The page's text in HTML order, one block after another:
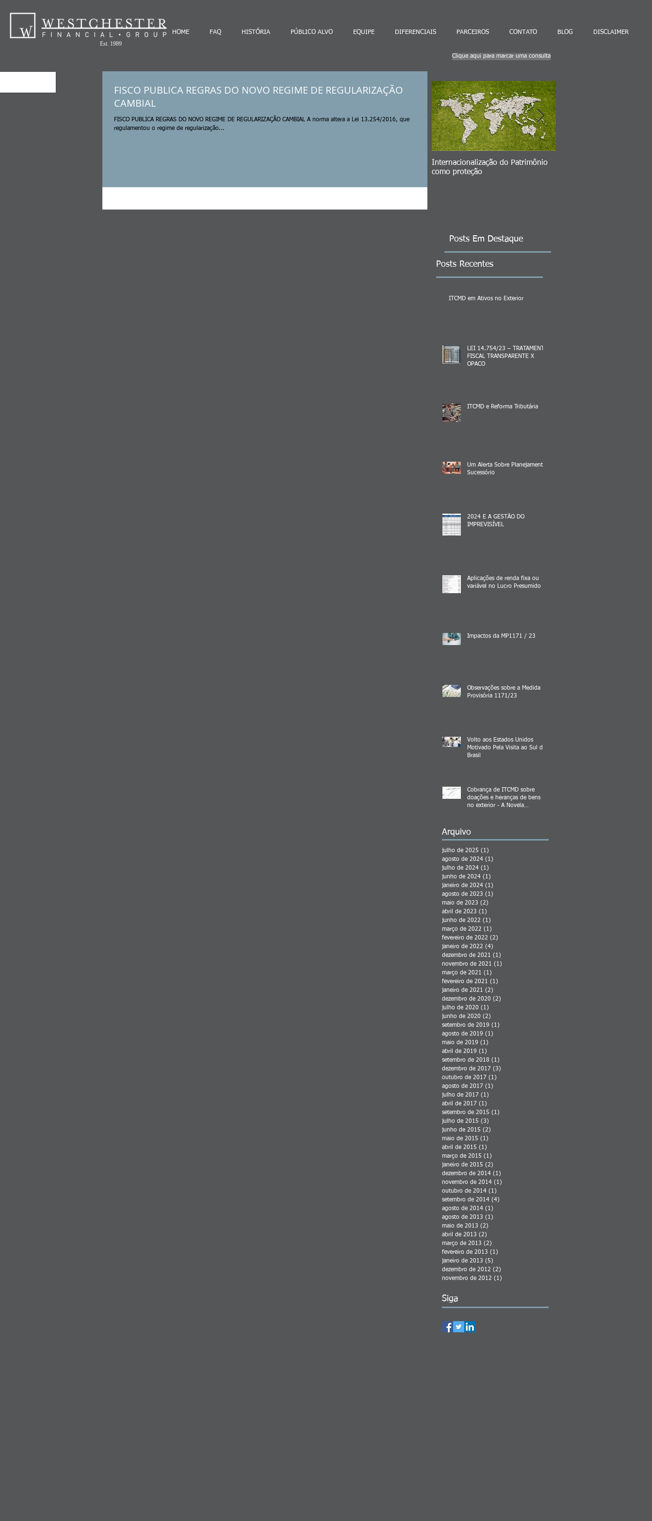
HOME FAQ HISTÓRIA PÚBLICO ALVO EQUIPE DIFERENCIAIS PARCEIROS CONTATO BLOG DISCLAIMER
Est. 1989
FISCO PUBLICA REGRAS DO NOVO REGIME DE REGULARIZAÇÃO
CAMBIAL
FISCO PUBLICA REGRAS DO NOVO REGIME DE REGULARIZAÇÃO CAMBIAL A norma altera a Lei 13.254/2016, que
regulamentou o regime de regularização...
Clique aqui para marcar uma consulta
Internacionalização do Patrimônio
como proteção
Posts Em Destaque
Posts Recentes
ITCMD em Ativos no Exterior
LEI 14.754/23 – TRATAMENTO
FISCAL TRANSPARENTE X
OPACO
ITCMD e Reforma Tributária
Um Alerta Sobre Planejamento
Sucessório
2024 E A GESTÃO DO
IMPREVISÍVEL
Aplicações de renda fixa ou
variável no Lucro Presumido
Impactos da MP1171 / 23
Observações sobre a Medida
Provisória 1171/23
Volto aos Estados Unidos
Motivado Pela Visita ao Sul do
Brasil
Cobrança de ITCMD sobre
doações e heranças de bens
no exterior - A Novela
Arquivo
julho de 2025 (1)
agosto de 2024 (1)
julho de 2024 (1)
junho de 2024 (1)
janeiro de 2024 (1)
agosto de 2023 (1)
maio de 2023 (2)
abril de 2023 (1)
junho de 2022 (1)
março de 2022 (1)
fevereiro de 2022 (2)
janeiro de 2022 (4)
dezembro de 2021 (1)
novembro de 2021 (1)
março de 2021 (1)
fevereiro de 2021 (1)
janeiro de 2021 (2)
dezembro de 2020 (2)
julho de 2020 (1)
junho de 2020 (2)
setembro de 2019 (1)
agosto de 2019 (1)
maio de 2019 (1)
abril de 2019 (1)
setembro de 2018 (1)
dezembro de 2017 (3)
outubro de 2017 (1)
agosto de 2017 (1)
julho de 2017 (1)
abril de 2017 (1)
setembro de 2015 (1)
julho de 2015 (3)
junho de 2015 (2)
maio de 2015 (1)
abril de 2015 (1)
março de 2015 (1)
janeiro de 2015 (2)
dezembro de 2014 (1)
novembro de 2014 (1)
outubro de 2014 (1)
setembro de 2014 (4)
agosto de 2014 (1)
agosto de 2013 (1)
maio de 2013 (2)
abril de 2013 (2)
março de 2013 (2)
fevereiro de 2013 (1)
janeiro de 2013 (5)
dezembro de 2012 (2)
novembro de 2012 (1)
Siga